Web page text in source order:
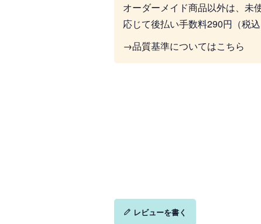
オーダーメイド商品以外は、未
応じて後払い手数料290円（税
→品質基準についてはこちら
レビューを書く